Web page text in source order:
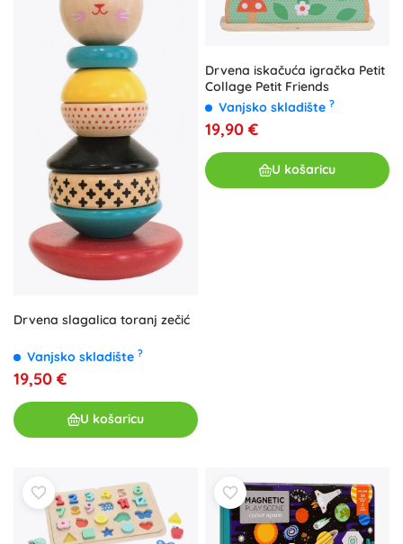
Drvena slagalica toranj zečić
Vanjsko skladište ?
19,50 €
U košaricu
Drvena iskačuća igračka Petit
Collage Petit Friends
Vanjsko skladište ?
19,90 €
U košaricu